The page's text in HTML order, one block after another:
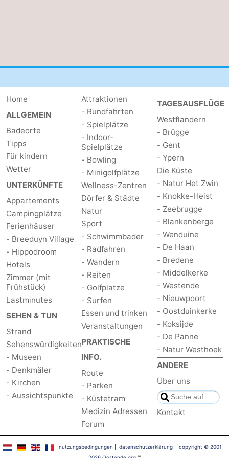
Home
ALLGEMEIN
Badeorte
Tipps
Für kindern
Wetter
UNTERKÜNFTE
Appartements
Campingplätze
Ferienhäuser
- Breeduyn Village
- Hippodroom
Hotels
Zimmer (mit
Frühstück)
Lastminutes
SEHEN & TUN
Strand
Sehenswürdigkeiten
- Museen
- Denkmäler
- Kirchen
- Aussichtspunkte
Attraktionen
- Rundfahrten
- Spielplätze
- Indoor-
Spielplätze
- Bowling
- Minigolfplätze
Wellness-Zentren
Dörfer & Städte
Natur
Sport
- Schwimmbader
- Radfahren
- Wandern
- Reiten
- Golfplatze
- Surfen
Essen und trinken
Veranstaltungen
PRAKTISCHE
INFO.
Route
- Parken
- Küstetram
Medizin Adressen
Forum
TAGESAUSFLÜGE
Westflandern
- Brügge
- Gent
- Ypern
Die Küste
- Natur Het Zwin
- Knokke-Heist
- Zeebrugge
- Blankenberge
- Wenduine
- De Haan
- Bredene
- Middelkerke
- Westende
- Nieuwpoort
- Oostduinkerke
- Koksijde
- De Panne
- Natur Westhoek
ANDERE
Über uns
Kontakt
nutzungsbedingungen datenschutzerklärung| copyright © 2001 -